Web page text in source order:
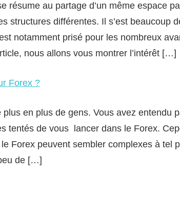
résume au partage d’un même espace
structures différentes. Il s’est beaucoup
notamment prisé pour les nombreux
nous allons vous montrer l’intérêt […]
Forex ?
en plus de gens. Vous avez entendu
tentés de vous lancer dans le Forex.
Forex peuvent sembler complexes à tel
de […]